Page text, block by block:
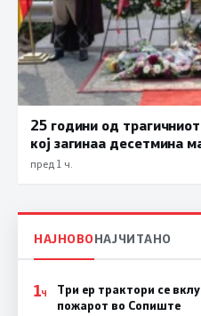
25 години од
кој загинаа десетмина
пред 1 ч.
НАЈНОВОНАЈЧИТАНО
1Ч
Три ер трактори се
пожарот во Сопиште